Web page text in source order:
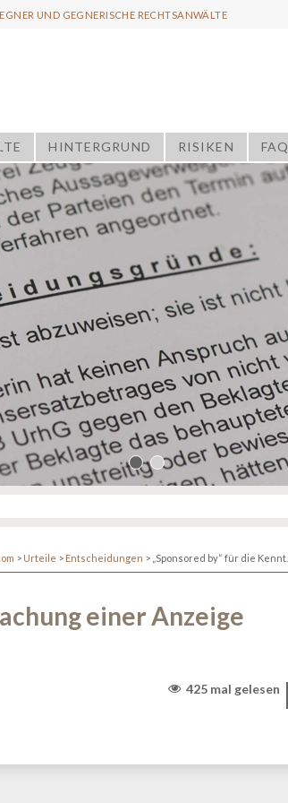
UND GEGNERISCHE RECHTSANWÄLTE
HINTERGRUND RISIKEN FAQ
> Urteile > Entscheidungen > „Sponsored by“ für die Kenntlichmachung einer Anzeige nicht ausreichend
einer Anzeige
425 mal gelesen